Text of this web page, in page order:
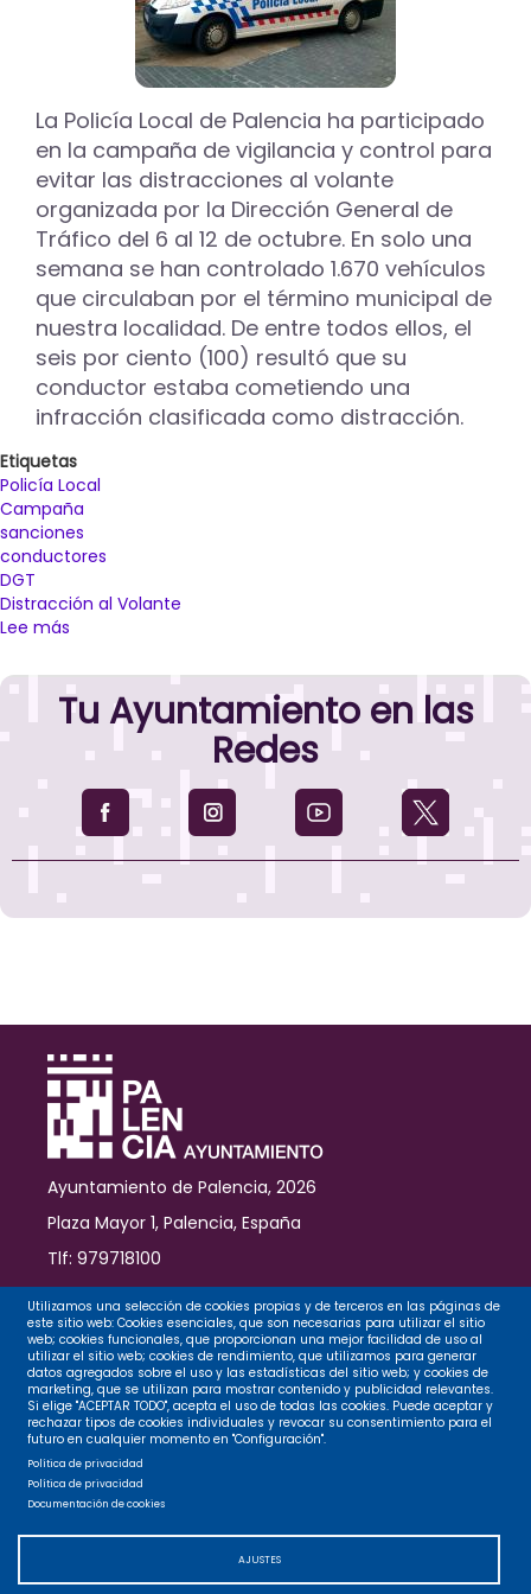
La Policía Local de Palencia ha participado
en la campaña de vigilancia y control para
evitar las distracciones al volante
organizada por la Dirección General de
Tráfico del 6 al 12 de octubre. En solo una
semana se han controlado 1.670 vehículos
que circulaban por el término municipal de
nuestra localidad. De entre todos ellos, el
seis por ciento (100) resultó que su
conductor estaba cometiendo una
infracción clasificada como distracción.
Etiquetas
Policía Local
Campaña
sanciones
conductores
DGT
Distracción al Volante
Lee más
Policía
Local
sanciona
conductores
utilizar
el
al
campaña
contra
las
distracciones
Tu Ayuntamiento en las
Redes
Ayuntamiento de Palencia, 2026
Plaza Mayor 1, Palencia, España
Tlf: 979718100
Contacto
Legal
Privacidad
Utilizamos una selección de cookies propias y de terceros en las páginas de
este sitio web: Cookies esenciales, que son necesarias para utilizar el sitio
web; cookies funcionales, que proporcionan una mejor facilidad de uso al
utilizar el sitio web; cookies de rendimiento, que utilizamos para generar
datos agregados sobre el uso y las estadísticas del sitio web; y cookies de
marketing, que se utilizan para mostrar contenido y publicidad relevantes.
Si elige "ACEPTAR TODO", acepta el uso de todas las cookies. Puede aceptar y
rechazar tipos de cookies individuales y revocar su consentimiento para el
futuro en cualquier momento en "Configuración".
Política de privacidad
Política de privacidad
Documentación de cookies
AJUSTES